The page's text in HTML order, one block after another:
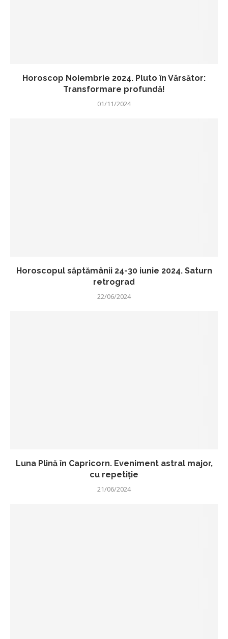
Horoscop Noiembrie 2024. Pluto în Vărsător:
Transformare profundă!
01/11/2024
Horoscopul săptămânii 24-30 iunie 2024. Saturn
retrograd
22/06/2024
Luna Plină în Capricorn. Eveniment astral major,
cu repetiție
21/06/2024